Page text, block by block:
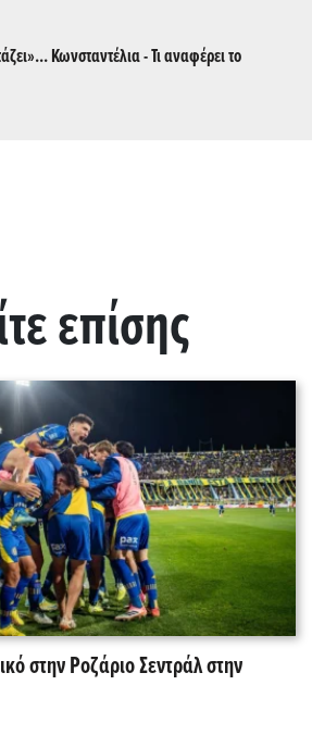
Κωνσταντέλια - Τι αναφέρει το
επίσης
στην Ροζάριο Σεντράλ στην